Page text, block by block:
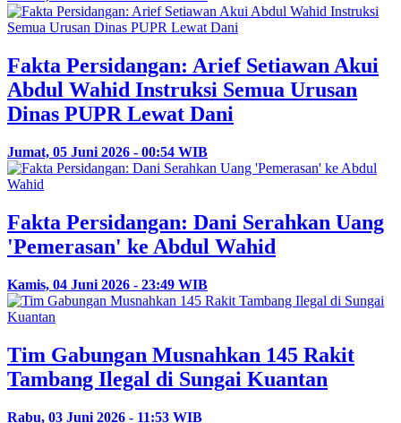
Fakta Persidangan: Arief Setiawan Akui
Abdul Wahid Instruksi Semua Urusan
Dinas PUPR Lewat Dani
Jumat, 05 Juni 2026 - 00:54 WIB
Fakta Persidangan: Dani Serahkan Uang
'Pemerasan' ke Abdul Wahid
Kamis, 04 Juni 2026 - 23:49 WIB
Tim Gabungan Musnahkan 145 Rakit
Tambang Ilegal di Sungai Kuantan
Rabu, 03 Juni 2026 - 11:53 WIB